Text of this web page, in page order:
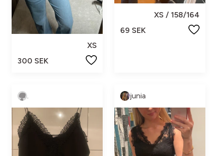
XS
300 SEK
XS / 158/164
69 SEK
. junia